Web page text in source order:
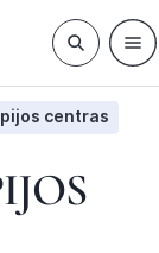
centras